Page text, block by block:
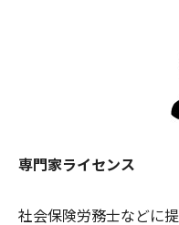
専門家ライセンス
社会保険労務士などに